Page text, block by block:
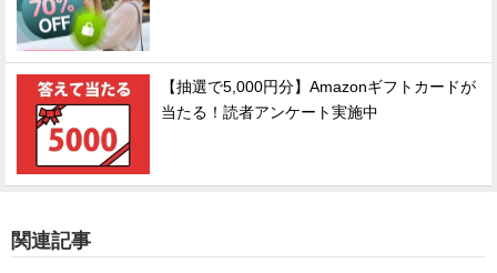
【抽選で5,000円分】Amazonギフトカードが
当たる！読者アンケート実施中
関連記事